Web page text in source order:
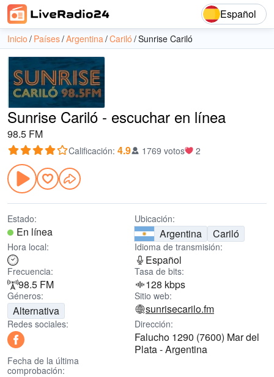
Español
Inicio Países Argentina Cariló Sunrise Cariló
Sunrise Cariló - escuchar en línea
98.5 FM
Calificación: 4.9 1769 votos 2
Estado:
En línea
Ubicación:
Argentina Cariló
Hora local: Idioma de transmisión:
Español
Frecuencia:
98.5 FM
Tasa de bits:
128 kbps
Géneros:
Alternativa
Sitio web:
sunrisecarilo.fm
Redes sociales: Dirección:
Falucho 1290 (7600) Mar del
Plata - Argentina
Fecha de la última
comprobación: